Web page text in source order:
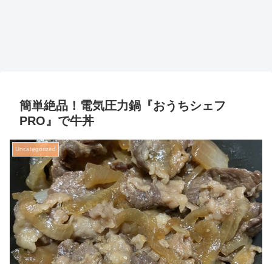
簡単絶品！電気圧力鍋『おうちシェフ
PRO』で牛丼
Uncategorized